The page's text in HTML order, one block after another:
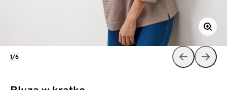
1/6